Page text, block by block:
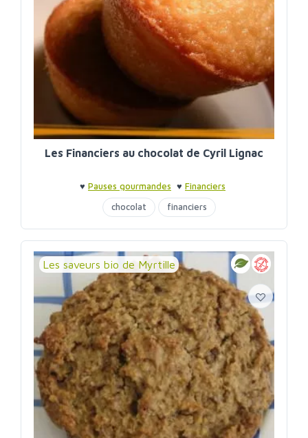
Les Financiers au chocolat de Cyril Lignac
♥ Pauses gourmandes ♥ Financiers
chocolat
financiers
Les saveurs bio de Myrtille